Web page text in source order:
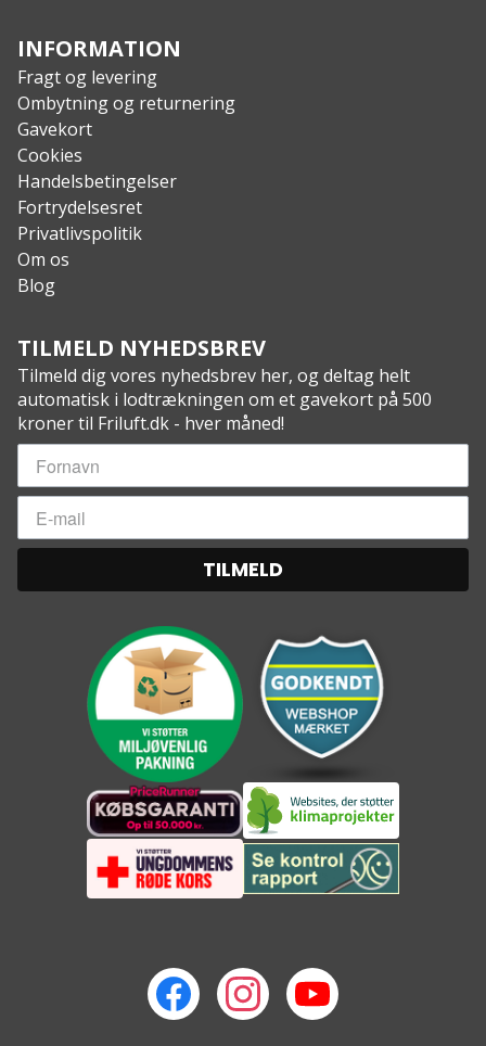
INFORMATION
Fragt og levering
Ombytning og returnering
Gavekort
Cookies
Handelsbetingelser
Fortrydelsesret
Privatlivspolitik
Om os
Blog
TILMELD NYHEDSBREV
Tilmeld dig vores nyhedsbrev her, og deltag helt
automatisk i lodtrækningen om et gavekort på 500
kroner til Friluft.dk - hver måned!
TILMELD